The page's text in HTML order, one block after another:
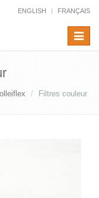
ENGLISH FRANÇAIS
Toggle
Filtres couleur